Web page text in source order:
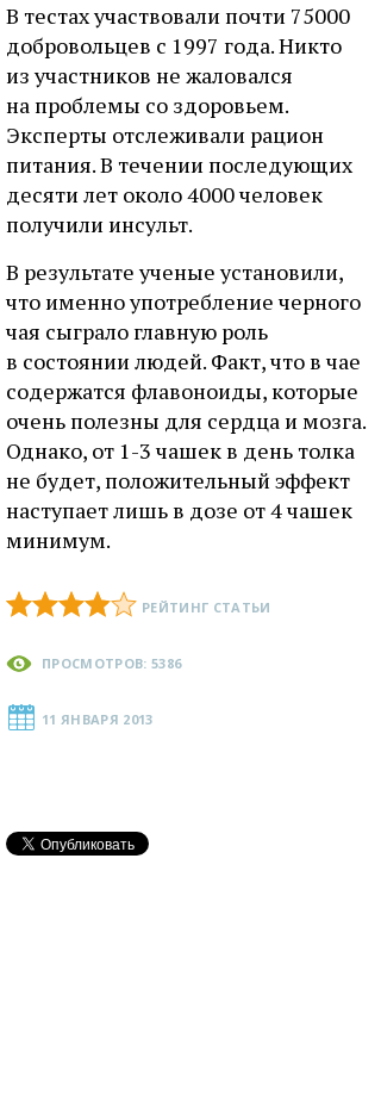
В тестах участвовали почти 75000
добровольцев с 1997 года. Никто
из участников не жаловался
на проблемы со здоровьем.
Эксперты отслеживали рацион
питания. В течении последующих
десяти лет около 4000 человек
получили инсульт.
В результате ученые установили,
что именно употребление черного
чая сыграло главную роль
в состоянии людей. Факт, что в чае
содержатся флавоноиды, которые
очень полезны для сердца и мозга.
Однако, от 1-3 чашек в день толка
не будет, положительный эффект
наступает лишь в дозе от 4 чашек
минимум.
РЕЙТИНГ СТАТЬИ
ПРОСМОТРОВ: 5386
11 ЯНВАРЯ 2013